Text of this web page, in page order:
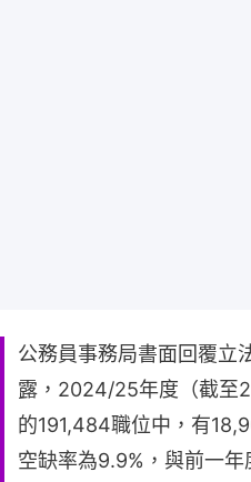
公務員事務局書面回覆立
露，2024/25年度（截至
的191,484職位中，有
空缺率為9.9%，與前一